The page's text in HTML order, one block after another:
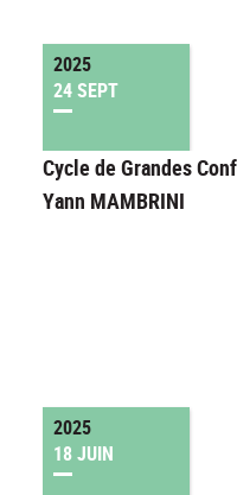
2025
24 SEPT
Cycle de Grandes
Yann MAMBRINI
2025
18 JUIN